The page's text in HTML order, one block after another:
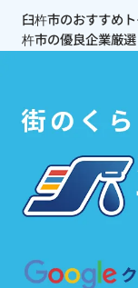
臼杵市のおすすめ
杵市の優良企業厳選